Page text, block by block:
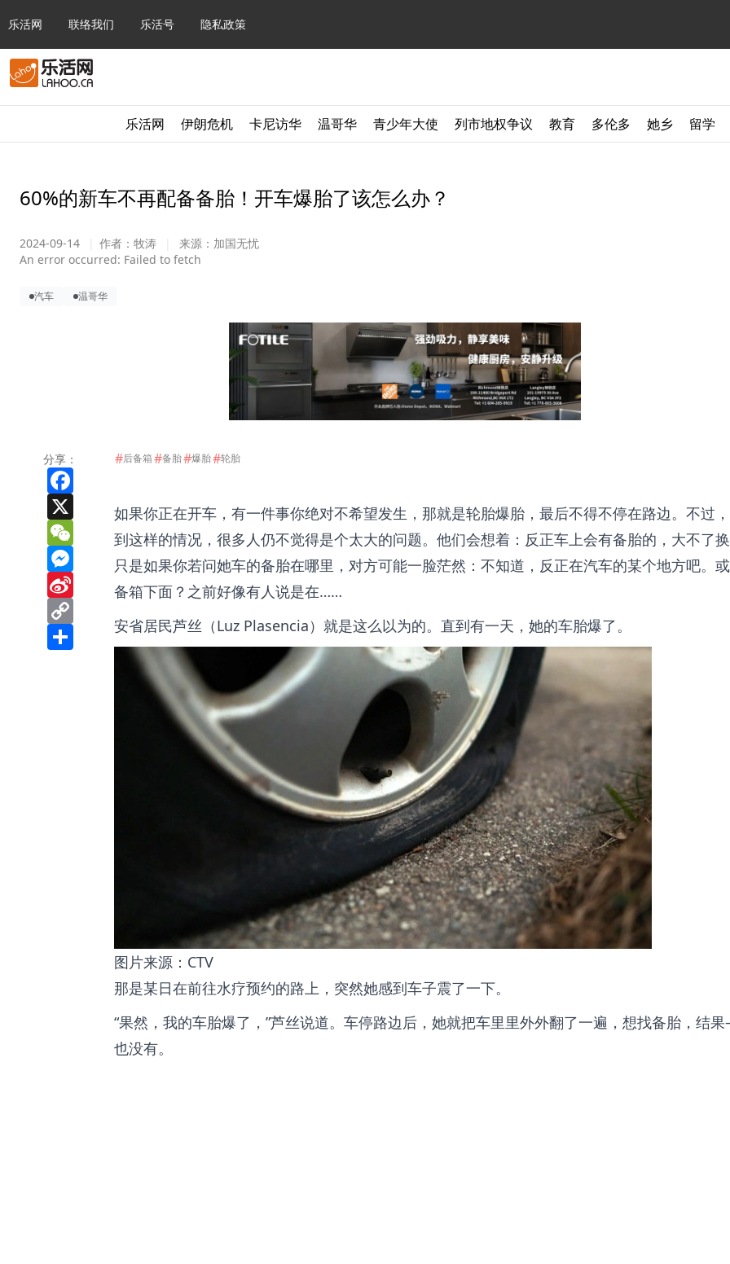
乐活网 联络我们 乐活号 隐私政策
乐活网 伊朗危机 卡尼访华 温哥华 青少年大使 列市地权争议 教育 多伦多 她乡 留学
60%的新车不再配备备胎！开车爆胎了该怎么办？
2024-09-14 作者： 牧涛 来源： 加国无忧
An error occurred: Failed to fetch
汽车 温哥华
分享：
WeChat
Messenger
#后备箱#备胎#爆胎#轮胎
如果你正在开车，有一件事你绝对不希望发生，那就是轮胎爆胎，最后不得不停在路边。不过
到这样的情况，很多人仍不觉得是个太大的问题。他们会想着：反正车上会有备胎的，大不了
只是如果你若问她车的备胎在哪里，对方可能一脸茫然：不知道，反正在汽车的某个地方吧。
备箱下面？之前好像有人说是在……
安省居民芦丝（Luz Plasencia）就是这么以为的。直到有一天，她的车胎爆了。
图片来源：CTV
那是某日在前往水疗预约的路上，突然她感到车子震了一下。
“果然，我的车胎爆了，”芦丝说道。车停路边后，她就把车里里外外翻了一遍，想找备胎，结
也没有。